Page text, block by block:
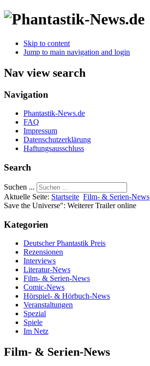
Skip to content
Jump to main navigation and login
Nav view search
Navigation
Phantastik-News.de
FAQ
Impressum
Datenschutzerklärung
Haftungsausschluss
Search
Suchen ...
Aktuelle Seite: Startseite Film- & Serien-News
Save the Universe": Weiterer Trailer online
Kategorien
Deutscher Phantastik Preis
Rezensionen
Interviews
Literatur-News
Film- & Serien-News
Comic-News
Hörspiel- & Hörbuch-News
Veranstaltungen
Spezial
Spiele
Im Netz
Film- & Serien-News